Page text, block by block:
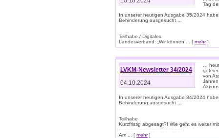
Tag
In unserer heutigen Ausgabe 35/2024
Behinderung ausgesucht ...
Teilhabe / Digitales
Landesverband: „Wir können ... [ mehr]
LVKM-Newsletter 34/2024
04.10.2024
…
von
In unserer heutigen Ausgabe 34/2024
Behinderung ausgesucht ...
Teilhabe
Kurzfristig abgesagt?! Wie geht es weiter
-------------------------------------------
Am ... [ mehr]